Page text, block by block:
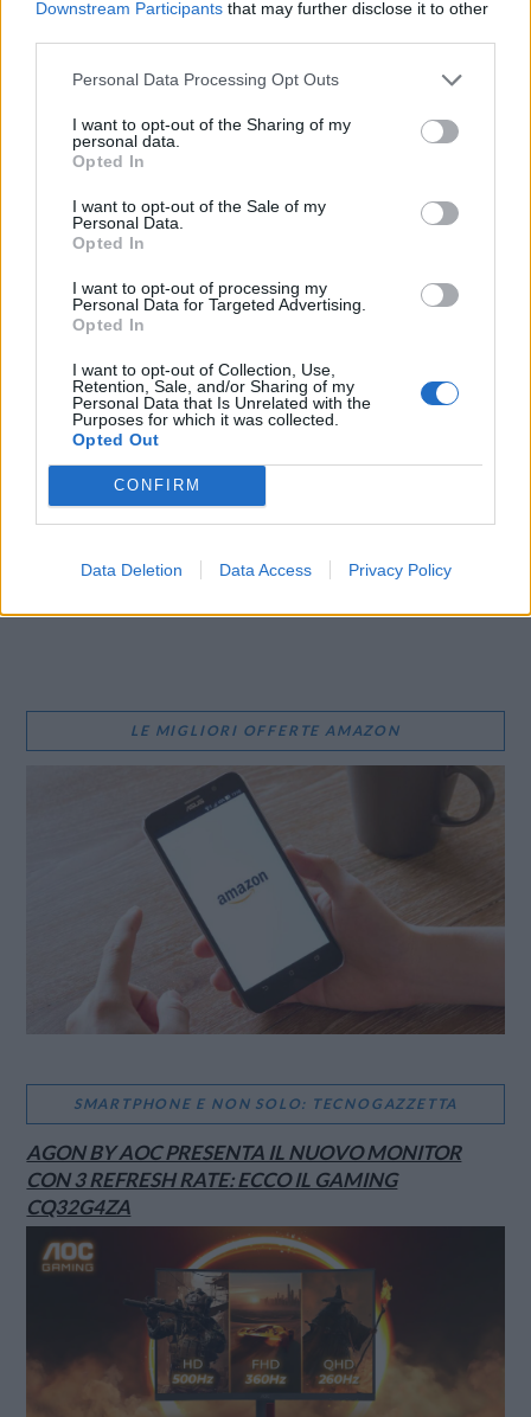
Downstream Participants that may further disclose it to other
Personal Data Processing Opt Outs
I want to opt-out of the Sharing of my
personal data.
Opted In
I want to opt-out of the Sale of my
Personal Data.
Opted In
I want to opt-out of processing my
Personal Data for Targeted Advertising.
Opted In
I want to opt-out of Collection, Use,
Retention, Sale, and/or Sharing of my
Personal Data that Is Unrelated with the
Purposes for which it was collected.
Opted Out
CONFIRM
Data Deletion Data Access Privacy Policy
nonché in conformità all’uso personale del servizio
Contratto.
Le tariffe indicate sono da intendersi IVA inclusa.
Il piano “Zero Pensieri Infinito” può essere attivato anche dai già
tariffario.
CONDIVIDI QUESTO ARTICOLO:
E-mail
X Mastodon Telegram
WhatsApp Stampa Altro
LE MIGLIORI OFFERTE AMAZON
SMARTPHONE E NON SOLO: TECNOGAZZETTA
AGON BY AOC PRESENTA IL NUOVO MONITOR
CON 3 REFRESH RATE: ECCO IL GAMING
CQ32G4ZA